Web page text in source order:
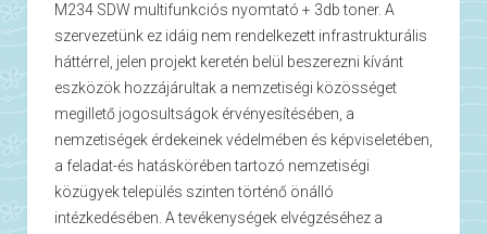
M234 SDW multifunkciós nyomtató + 3db toner. A
szervezetünk ez idáig nem rendelkezett infrastrukturális
háttérrel, jelen projekt keretén belül beszerezni kívánt
eszközök hozzájárultak a nemzetiségi közösséget
megillető jogosultságok érvényesítésében, a
nemzetiségek érdekeinek védelmében és képviseletében,
a feladat-és hatáskörében tartozó nemzetiségi
közügyek település szinten történő önálló
intézkedésében. A tevékenységek elvégzéséhez a